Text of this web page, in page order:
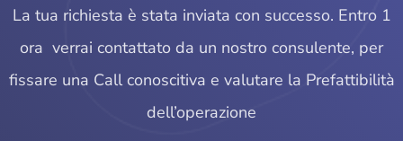
La tua richiesta è stata inviata con successo. Entro 1
ora verrai contattato da un nostro consulente, per
fissare una Call conoscitiva e valutare la Prefattibilità
dell’operazione